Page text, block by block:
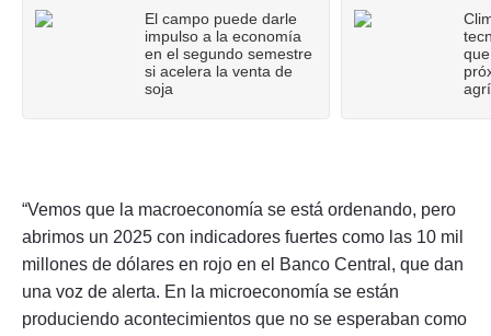
El campo puede darle
impulso a la economía
en el segundo semestre
si acelera la venta de
soja
“Vemos que la macroeconomía se está ordenando, pero
abrimos un 2025 con indicadores fuertes como las 10 mil
millones de dólares en rojo en el Banco Central, que dan
una voz de alerta. En la microeconomía se están
produciendo acontecimientos que no se esperaban como